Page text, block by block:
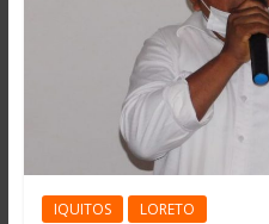
IQUITOS LORETO